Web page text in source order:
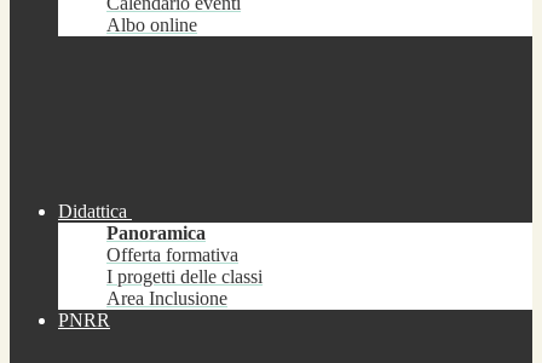
Albo online
Didattica
Panoramica
Offerta formativa
I progetti delle classi
Area Inclusione
PNRR